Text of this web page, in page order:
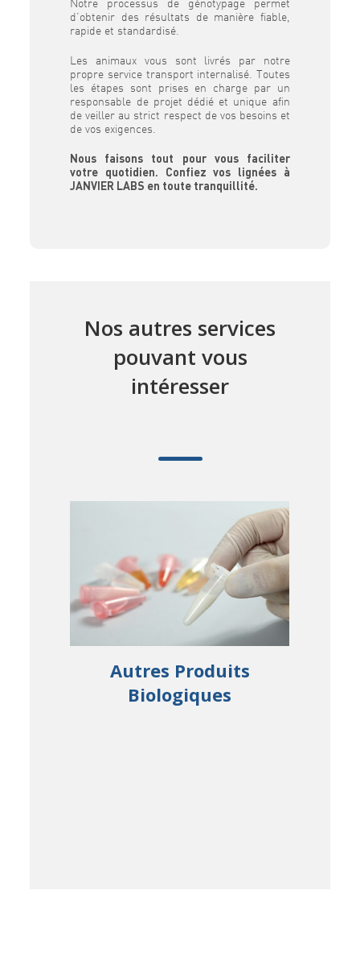
d’obtenir des résultats de manière fiable,
rapide et standardisé.
Les animaux vous sont livrés par notre
propre service transport internalisé. Toutes
les étapes sont prises en charge par un
responsable de projet dédié et unique afin
de veiller au strict respect de vos besoins et
de vos exigences.
Nous faisons tout pour vous faciliter
votre quotidien. Confiez vos lignées à
JANVIER LABS en toute tranquillité.
Nos autres services
pouvant vous
intéresser
Autres Produits
Biologiques